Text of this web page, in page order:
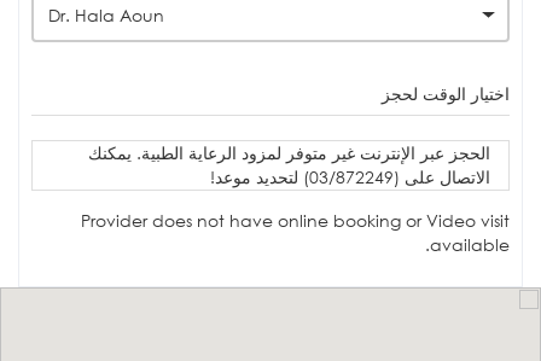
Dr. Hala Aoun
اختيار الوقت لحجز
الحجز عبر الإنترنت غير متوفر لمزود الرعاية الطبية. يمكنك
الاتصال على (03/872249) لتحديد موعد!
Provider does not have online booking or Video visit
available.